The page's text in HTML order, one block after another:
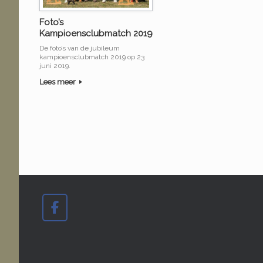
Foto’s
Kampioensclubmatch 2019
De foto’s van de jubileum
kampioensclubmatch 2019 op 23
juni 2019.
Lees meer